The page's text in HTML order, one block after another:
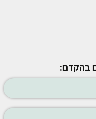
בהקדם: